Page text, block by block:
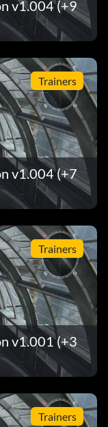
v1.004 (+9
Trainers
v1.004 (+7
Trainers
v1.001 (+3
Trainers